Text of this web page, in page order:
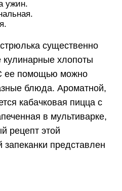
ужин.
существенно
кулинарные хлопоты
ее помощью можно
блюда. Ароматной,
кабачковая пицца с
в мультиварке,
рецепт этой
представлен